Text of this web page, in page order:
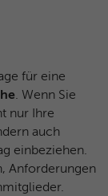
für eine
. Wenn Sie
nur Ihre
auch
einbeziehen.
Anforderungen